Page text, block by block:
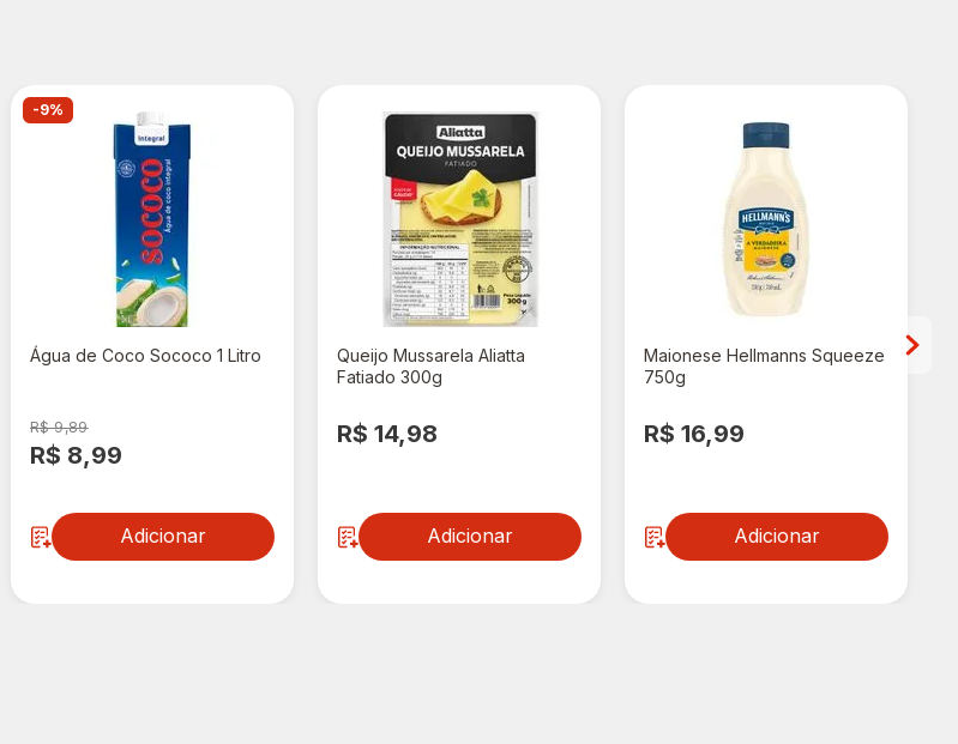
-9%
Água de Coco Sococo 1 Litro
R$ 9,89
R$ 8,99
Adicionar
Queijo Mussarela Aliatta
Fatiado 300g
R$ 14,98
Adicionar
Maionese Hellmanns Squeeze
750g
R$ 16,99
Adicionar